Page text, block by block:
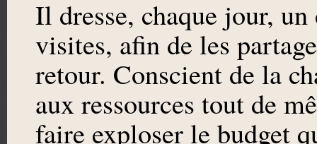
Il dresse, chaque jour,
visites, afin de les
retour. Conscient de la
aux ressources tout de
faire exploser le budget